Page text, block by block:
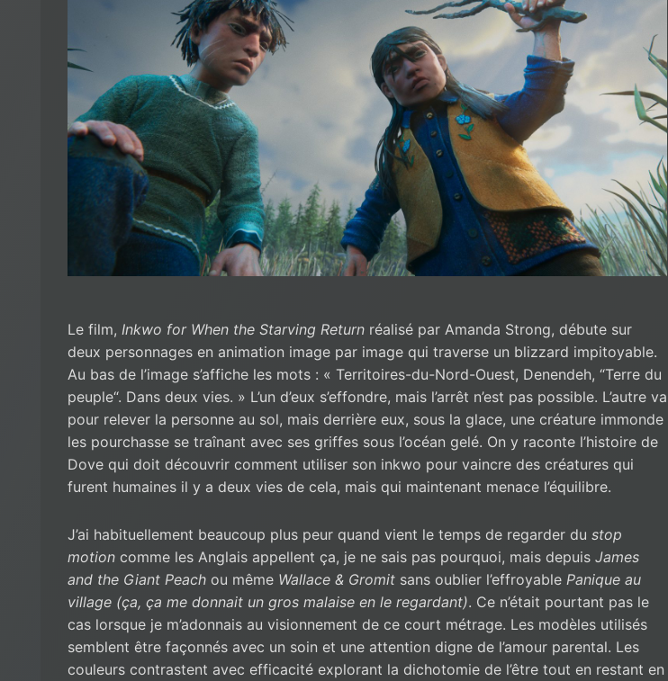
Le film, Inkwo for When the Starving Return réalisé par Amanda Strong, débute sur
deux personnages en animation image par image qui traverse un blizzard impitoyable.
Au bas de l’image s’affiche les mots : « Territoires-du-Nord-Ouest, Denendeh, “Terre du
peuple“. Dans deux vies. » L’un d’eux s’effondre, mais l’arrêt n’est pas possible. L’autre va
pour relever la personne au sol, mais derrière eux, sous la glace, une créature immonde
les pourchasse se traînant avec ses griffes sous l’océan gelé. On y raconte l’histoire de
Dove qui doit découvrir comment utiliser son inkwo pour vaincre des créatures qui
furent humaines il y a deux vies de cela, mais qui maintenant menace l’équilibre.
J’ai habituellement beaucoup plus peur quand vient le temps de regarder du stop
motion comme les Anglais appellent ça, je ne sais pas pourquoi, mais depuis James
and the Giant Peach ou même Wallace & Gromit sans oublier l’effroyable Panique au
village (ça, ça me donnait un gros malaise en le regardant). Ce n’était pourtant pas le
cas lorsque je m’adonnais au visionnement de ce court métrage. Les modèles utilisés
semblent être façonnés avec un soin et une attention digne de l’amour parental. Les
couleurs contrastent avec efficacité explorant la dichotomie de l’être tout en restant en